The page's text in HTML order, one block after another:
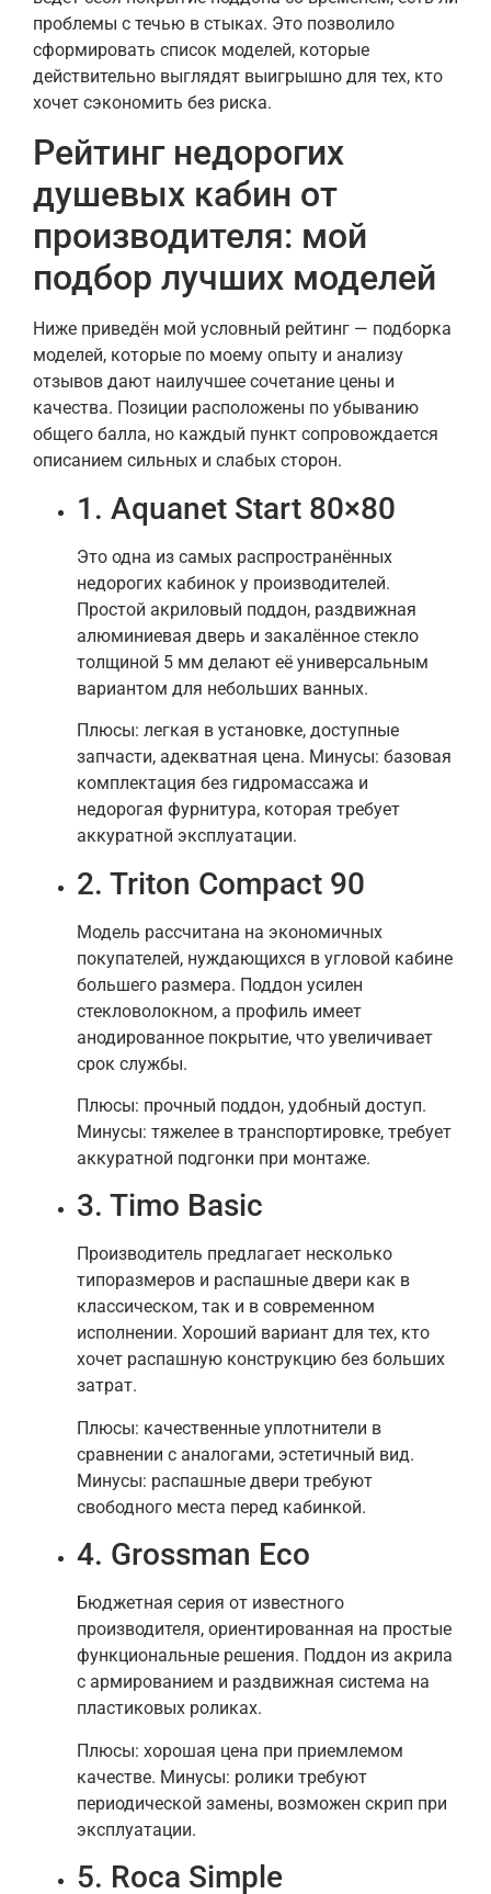
проблемы с течью в стыках. Это позволило
сформировать список моделей, которые
действительно выглядят выигрышно для тех, кто
хочет сэкономить без риска.
Рейтинг недорогих
душевых кабин от
производителя: мой
подбор лучших моделей
Ниже приведён мой условный рейтинг — подборка
моделей, которые по моему опыту и анализу
отзывов дают наилучшее сочетание цены и
качества. Позиции расположены по убыванию
общего балла, но каждый пункт сопровождается
описанием сильных и слабых сторон.
1. Aquanet Start 80×80
Это одна из самых распространённых
недорогих кабинок у производителей.
Простой акриловый поддон, раздвижная
алюминиевая дверь и закалённое стекло
толщиной 5 мм делают её универсальным
вариантом для небольших ванных.
Плюсы: легкая в установке, доступные
запчасти, адекватная цена. Минусы: базовая
комплектация без гидромассажа и
недорогая фурнитура, которая требует
аккуратной эксплуатации.
2. Triton Compact 90
Модель рассчитана на экономичных
покупателей, нуждающихся в угловой кабине
большего размера. Поддон усилен
стекловолокном, а профиль имеет
анодированное покрытие, что увеличивает
срок службы.
Плюсы: прочный поддон, удобный доступ.
Минусы: тяжелее в транспортировке, требует
аккуратной подгонки при монтаже.
3. Timo Basic
Производитель предлагает несколько
типоразмеров и распашные двери как в
классическом, так и в современном
исполнении. Хороший вариант для тех, кто
хочет распашную конструкцию без больших
затрат.
Плюсы: качественные уплотнители в
сравнении с аналогами, эстетичный вид.
Минусы: распашные двери требуют
свободного места перед кабинкой.
4. Grossman Eco
Бюджетная серия от известного
производителя, ориентированная на простые
функциональные решения. Поддон из акрила
с армированием и раздвижная система на
пластиковых роликах.
Плюсы: хорошая цена при приемлемом
качестве. Минусы: ролики требуют
периодической замены, возможен скрип при
эксплуатации.
5. Roca Simple